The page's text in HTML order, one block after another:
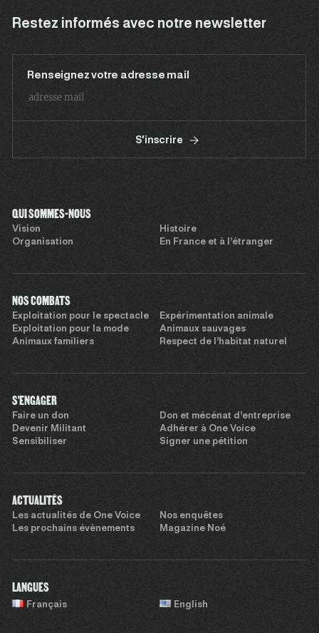
Restez informés avec notre newsletter
Renseignez votre adresse mail
S'inscrire
QUI SOMMES-NOUS
Vision
Histoire
Organisation
En France et à l’étranger
NOS COMBATS
Exploitation pour le spectacle
Expérimentation animale
Exploitation pour la mode
Animaux sauvages
Animaux familiers
Respect de l’habitat naturel
S'ENGAGER
Faire un don
Don et mécénat d’entreprise
Devenir Militant
Adhérer à One Voice
Sensibiliser
Signer une pétition
ACTUALITÉS
Les actualités de One Voice
Nos enquêtes
Les prochains évènements
Magazine Noé
LANGUES
Français English